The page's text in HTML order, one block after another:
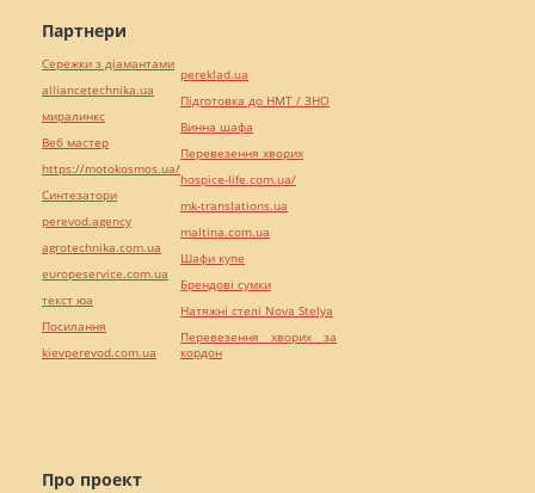
Про проект
Партнери
Сережки з діамантами
alliancetechnika.ua
миралинкс
Веб мастер
https://motokosmos.ua/
Синтезатори
perevod.agency
agrotechnika.com.ua
europeservice.com.ua
текст юа
Посилання
kievperevod.com.ua
pereklad.ua
Підготовка до НМТ / ЗНО
Винна шафа
Перевезення хворих
hospice-life.com.ua/
mk-translations.ua
maltina.com.ua
Шафи купе
Брендові сумки
Натяжні стелі Nova Stelya
Перевезення хворих за
кордон